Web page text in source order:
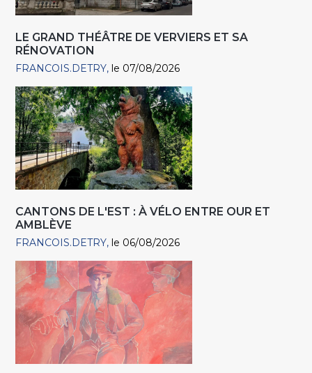
LE GRAND THÉÂTRE DE VERVIERS ET SA
RÉNOVATION
FRANCOIS.DETRY le 07/08/2026
CANTONS DE L'EST : À VÉLO ENTRE OUR ET
AMBLÈVE
FRANCOIS.DETRY le 06/08/2026